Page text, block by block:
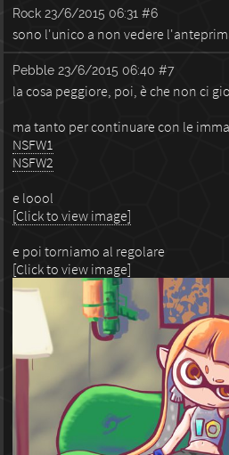
Rock 23/6/2015 06:31 #6
sono l'unico a non vedere
Pebble 23/6/2015 06:40 #7
la cosa peggiore, poi, è che non ci
ma tanto per continuare con le
NSFW1
NSFW2
e loool
[Click to view image]
e poi torniamo al regolare
[Click to view image]